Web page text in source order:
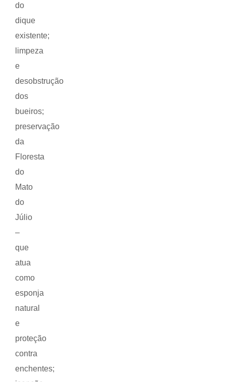
do
dique
existente;
limpeza
e
desobstrução
dos
bueiros;
preservação
da
Floresta
do
Mato
do
Júlio
–
que
atua
como
esponja
natural
e
proteção
contra
enchentes;